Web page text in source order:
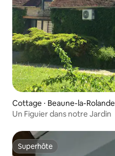
Cottage ⋅ Beaune-la-Rolande
Un Figuier dans notre Jardin
Superhôte
Superhôte